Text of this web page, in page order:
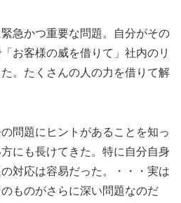
急かつ重要な問題。自分がその
お客様の威を借りて」社内のリ
。たくさんの人の力を借りて解
問題にヒントがあることを知っ
にも長けてきた。特に自分自身
対応は容易だった。・・・実は
のものがさらに深い問題なのだ